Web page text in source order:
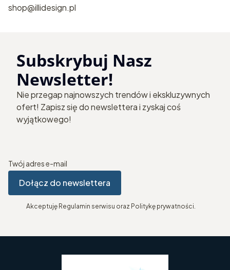
shop@illidesign.pl
Subskrybuj Nasz
Newsletter!
Nie przegap najnowszych trendów i ekskluzywnych
ofert! Zapisz się do newslettera i zyskaj coś
wyjątkowego!
Twój adres e-mail
Dołącz do newslettera
Akceptuję Regulamin serwisu oraz Politykę prywatności.